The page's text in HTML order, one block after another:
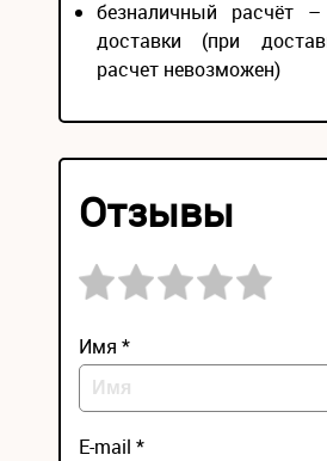
безналичный расчёт
доставки (при
расчет невозможен)
Отзывы
Имя *
E-mail *